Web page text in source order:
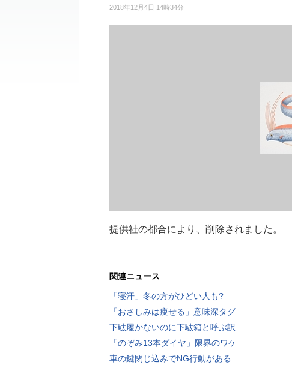
2018年12月4日 14時34分
提供社の都合により、削除されました。
関連ニュース
「寝汗」冬の方がひどい人も?
「おさしみは痩せる」意味深タグ
下駄履かないのに下駄箱と呼ぶ訳
「のぞみ13本ダイヤ」限界のワケ
車の鍵閉じ込みでNG行動がある